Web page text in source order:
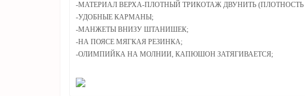
-МАТЕРИАЛ ВЕРХА-ПЛОТНЫЙ ТРИКОТАЖ ДВУНИТЬ (ПЛОТНОСТЬ
-УДОБНЫЕ КАРМАНЫ;
-МАНЖЕТЫ ВНИЗУ ШТАНИШЕК;
-НА ПОЯСЕ МЯГКАЯ РЕЗИНКА;
-ОЛИМПИЙКА НА МОЛНИИ, КАПЮШОН ЗАТЯГИВАЕТСЯ;